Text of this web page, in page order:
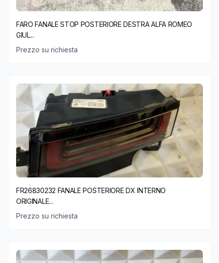
FARO FANALE STOP POSTERIORE DESTRA ALFA ROMEO
GIUL...
Prezzo su richiesta
FR26830232 FANALE POSTERIORE DX INTERNO
ORIGINALE...
Prezzo su richiesta